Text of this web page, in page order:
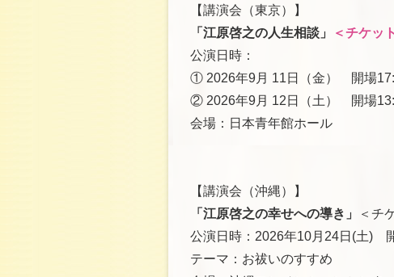
【講演会（東京）】
「江原啓之の人生相談」
＜チケッ
公演日時：
① 2026年9月 11日（金） 開場
② 2026年9月 12日（土） 開場
会場：日本青年館ホール
【講演会（沖縄）】
「江原啓之の幸せへの導き」
＜チ
公演日時：2026年10月24日(土)
テーマ：お祓いのすすめ